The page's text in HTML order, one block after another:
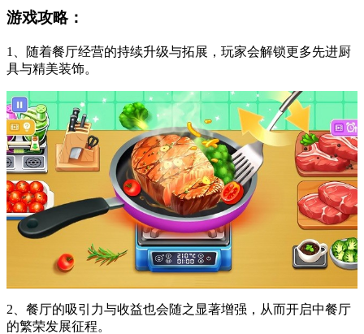
游戏攻略：
1、随着餐厅经营的持续升级与拓展，玩家会解锁更多先进厨
具与精美装饰。
2、餐厅的吸引力与收益也会随之显著增强，从而开启中餐厅
的繁荣发展征程。